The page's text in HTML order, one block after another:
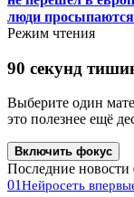
люди
Режим чтения
90 секунд
Выберите один
это полезнее ещё
Включить фокус
Последние новости
01Нейросеть